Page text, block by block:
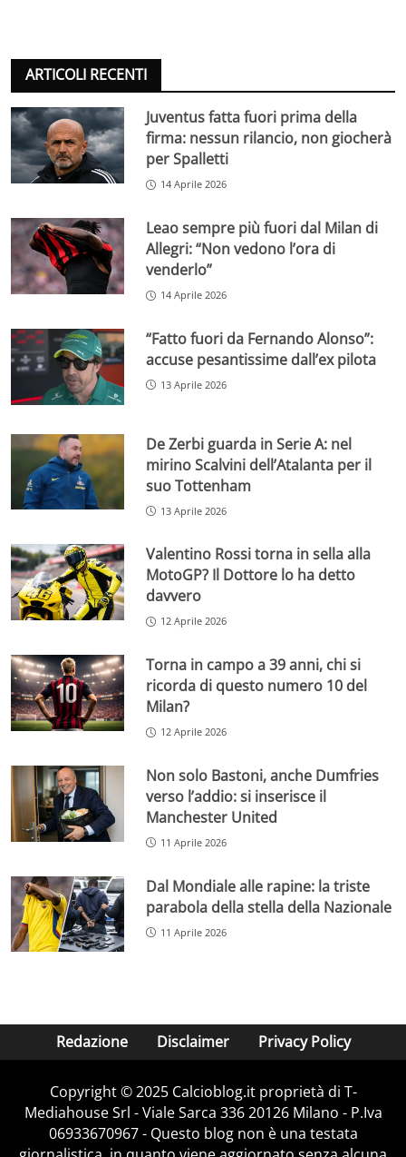
ARTICOLI RECENTI
Juventus fatta fuori prima della
firma: nessun rilancio, non giocherà
per Spalletti
14 Aprile 2026
Leao sempre più fuori dal Milan di
Allegri: “Non vedono l’ora di
venderlo”
14 Aprile 2026
“Fatto fuori da Fernando Alonso”:
accuse pesantissime dall’ex pilota
13 Aprile 2026
De Zerbi guarda in Serie A: nel
mirino Scalvini dell’Atalanta per il
suo Tottenham
13 Aprile 2026
Valentino Rossi torna in sella alla
MotoGP? Il Dottore lo ha detto
davvero
12 Aprile 2026
Torna in campo a 39 anni, chi si
ricorda di questo numero 10 del
Milan?
12 Aprile 2026
Non solo Bastoni, anche Dumfries
verso l’addio: si inserisce il
Manchester United
11 Aprile 2026
Dal Mondiale alle rapine: la triste
parabola della stella della Nazionale
11 Aprile 2026
Redazione Disclaimer Privacy Policy
Copyright © 2025 Calcioblog.it proprietà di T-
Mediahouse Srl - Viale Sarca 336 20126 Milano - P.Iva
06933670967 - Questo blog non è una testata